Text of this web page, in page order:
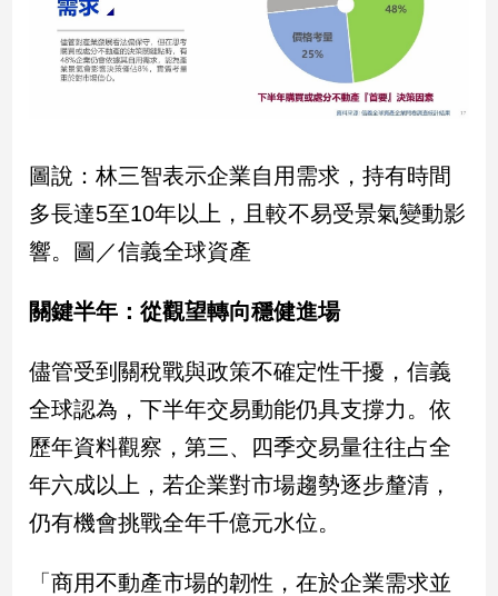
圖說：林三智表示企業自用需求，持有時間
多長達5至10年以上，且較不易受景氣變動影
響。圖／信義全球資產
關鍵半年：從觀望轉向穩健進場
儘管受到關稅戰與政策不確定性干擾，信義
全球認為，下半年交易動能仍具支撐力。依
歷年資料觀察，第三、四季交易量往往占全
年六成以上，若企業對市場趨勢逐步釐清，
仍有機會挑戰全年千億元水位。
「商用不動產市場的韌性，在於企業需求並